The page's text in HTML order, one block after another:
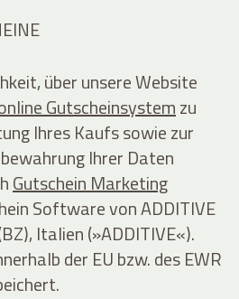
über unsere Website
Gutscheinsystemzu
Ihres Kaufs sowie zur
Ihrer Daten
Gutschein Marketing
Software von ADDITIVE
Italien (»ADDITIVE«).
der EU bzw. des EWR